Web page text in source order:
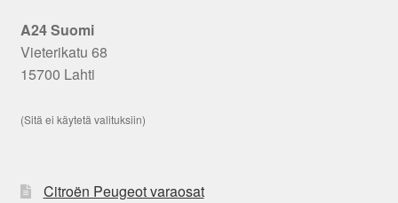
A24 Suomi
Vieterikatu 68
15700 Lahti
(Sitä ei käytetä valituksiin)
Citroën Peugeot varaosat